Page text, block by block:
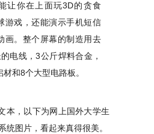
让你在上面玩3D的贪食
游戏，还能演示手机短信
画。整个屏幕的制造用去
电线，3公斤焊料合金，
材和8个大型电路板。
本，以下为网上国外大学生
统图片，看起来真得很美。